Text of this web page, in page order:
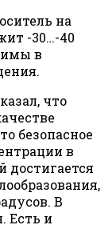
на
-30…-40
в
что
безопасное
в
достигается
В
Есть и